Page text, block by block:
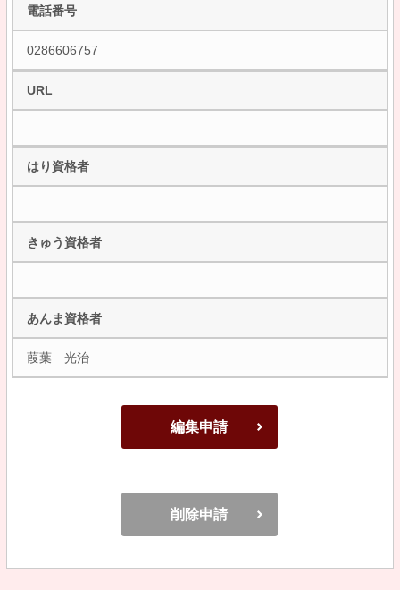
電話番号
0286606757
URL
はり資格者
きゅう資格者
あんま資格者
葭葉 光治
編集申請
削除申請